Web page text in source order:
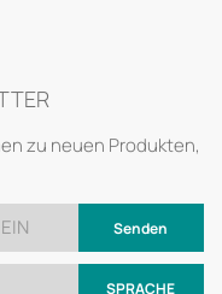
zu neuen Produkten,
Senden
SPRACHE